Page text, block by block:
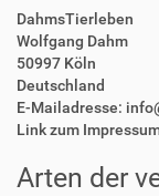
DahmsTierleben
Wolfgang Dahm
50997 Köln
Deutschland
E-Mailadresse:
Link zum
Arten der